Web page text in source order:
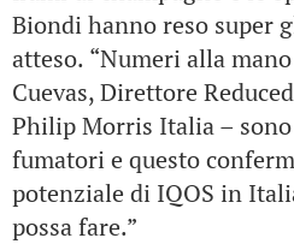
Biondi hanno reso super
atteso. “Numeri alla
Cuevas, Direttore
Philip Morris Italia –
fumatori e questo
potenziale di IQOS in
possa fare.”